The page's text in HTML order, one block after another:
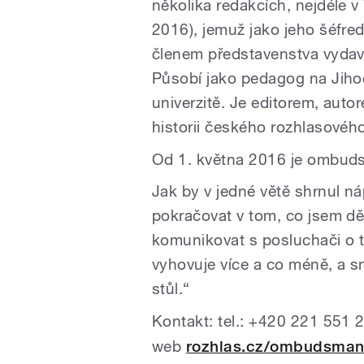
několika redakcích, nejdéle
2016), jemuž jako jeho
členem představenstva
Působí jako pedagog na
univerzitě. Je editorem,
historii českého
Od 1. května 2016 je
Jak by v jedné větě shrnul
pokračovat v tom, co jsem
komunikovat s posluchači o
vyhovuje více a co méně, a
stůl.“
Kontakt: tel.: +420 221 551
web rozhlas.cz/ombudsman